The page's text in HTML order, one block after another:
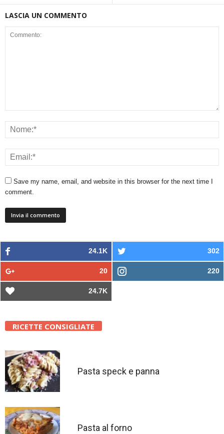
LASCIA UN COMMENTO
Save my name, email, and website in this browser for the next time I
comment.
24.1K 302
20 220
24.7K
RICETTE CONSIGLIATE
Pasta speck e panna
Pasta al forno